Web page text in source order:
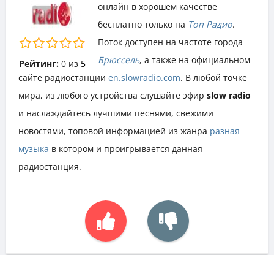
Рейтинг: 0из 5
онлайн в хорошем качестве
бесплатно только на Топ Радио.
Поток доступен на частоте города
Брюссель, а также на официальном
сайте радиостанции en.slowradio.com. В любой точке
мира, из любого устройства слушайте эфир slow radio
и наслаждайтесь лучшими песнями, свежими
новостями, топовой информацией из жанра разная
музыка в котором и проигрывается данная
радиостанция.